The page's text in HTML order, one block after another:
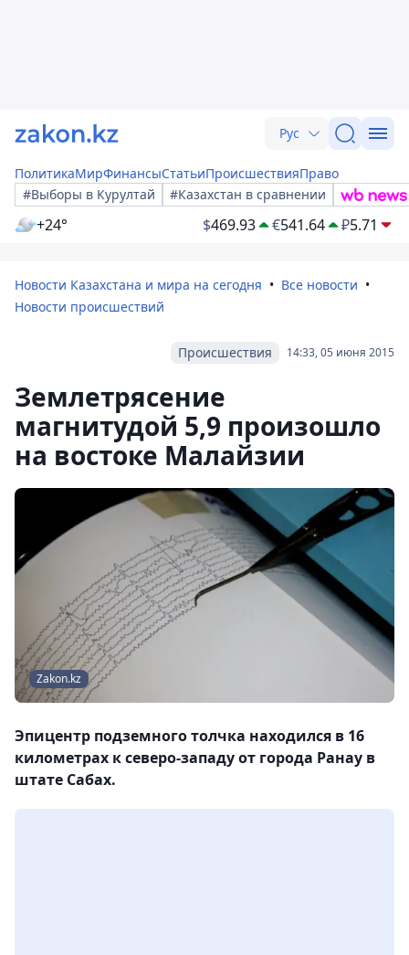
Рус
ПолитикаМирФинансыСтатьиПроисшествияПраво
#Выборы в Курултай
#Казахстан в сравнении
+24° $469.93 €541.64 ₽5.71
Новости Казахстана и мира на сегодня
Все новости
Новости происшествий
14:33, 05 июня 2015
Происшествия
Землетрясение
магнитудой 5,9 произошло
на востоке Малайзии
Zakon.kz
Эпицентр подземного толчка находился в 16
километрах к северо-западу от города Ранау в
штате Сабах.